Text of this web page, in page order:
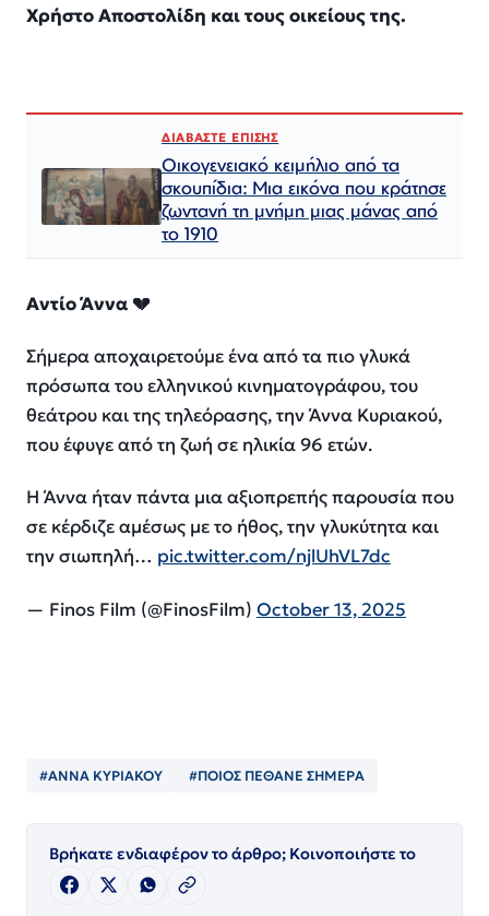
Χρήστο Αποστολίδη και τους οικείους της.
ΔΙΑΒΑΣΤΕ ΕΠΙΣΗΣ
Οικογενειακό κειμήλιο από τα
σκουπίδια: Μια εικόνα που κράτησε
ζωντανή τη μνήμη μιας μάνας από
το 1910
Αντίο Άννα 💔
Σήμερα αποχαιρετούμε ένα από τα πιο γλυκά
πρόσωπα του ελληνικού κινηματογράφου, του
θεάτρου και της τηλεόρασης, την Άννα Κυριακού,
που έφυγε από τη ζωή σε ηλικία 96 ετών.
Η Άννα ήταν πάντα μια αξιοπρεπής παρουσία που
σε κέρδιζε αμέσως με το ήθος, την γλυκύτητα και
την σιωπηλή… pic.twitter.com/njlUhVL7dc
— Finos Film (@FinosFilm) October 13, 2025
#ΑΝΝΑ ΚΥΡΙΑΚΟΥ #ΠΟΙΟΣ ΠΈΘΑΝΕ ΣΗΜΕΡΑ
Βρήκατε ενδιαφέρον το άρθρο; Κοινοποιήστε το